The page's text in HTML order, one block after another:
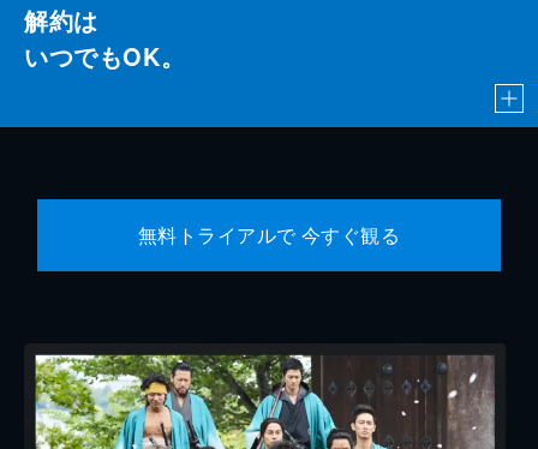
解約は
いつでもOK。
無料トライアルで 今すぐ観る